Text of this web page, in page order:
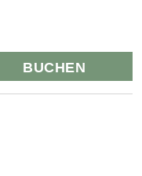
BUCHEN